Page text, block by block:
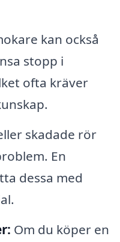
kan också
stopp i
ofta kräver
skadade rör
En
dessa med
Om du köper en